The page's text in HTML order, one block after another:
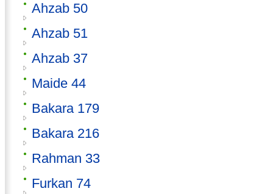
Ahzab 50
Ahzab 51
Ahzab 37
Maide 44
Bakara 179
Bakara 216
Rahman 33
Furkan 74